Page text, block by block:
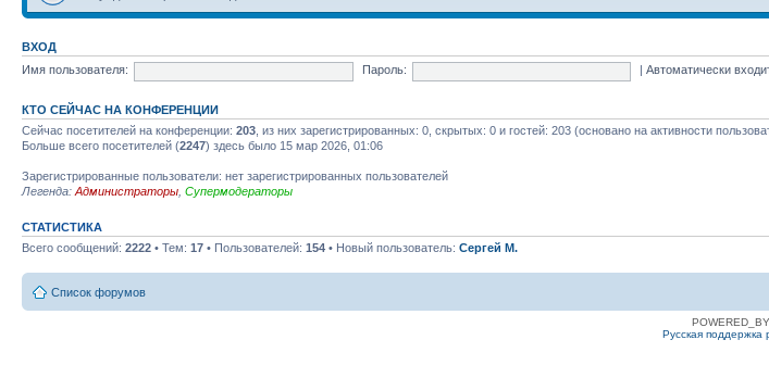
ВХОД
Имя пользователя:
Пароль: |Автоматически
КТО СЕЙЧАС НА КОНФЕРЕНЦИИ
Сейчас посетителей на конференции: 203 , из них зарегистрированных: 0, скрытых: 0 и гостей: 203 (основано на активности
Больше всего посетителей (2247) здесь было 15 мар 2026, 01:06
Зарегистрированные пользователи: нет зарегистрированных пользователей
Легенда: Администраторы Супермодераторы
СТАТИСТИКА
Всего сообщений: 2222 • Тем: 17 • Пользователей: 154 • Новый пользователь: Сергей М.
Список форумов
POWERED_BY
Русская поддержка